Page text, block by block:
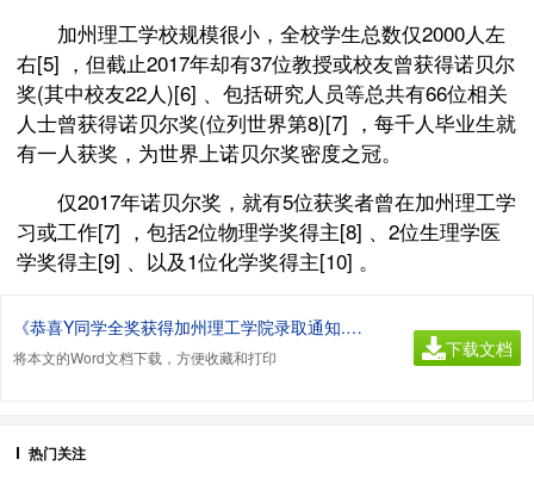
加州理工学校规模很小，全校学生总数仅2000人左
右[5] ，但截止2017年却有37位教授或校友曾获得诺贝尔
奖(其中校友22人)[6] 、包括研究人员等总共有66位相关
人士曾获得诺贝尔奖(位列世界第8)[7] ，每千人毕业生就
有一人获奖，为世界上诺贝尔奖密度之冠。
仅2017年诺贝尔奖，就有5位获奖者曾在加州理工学
习或工作[7] ，包括2位物理学奖得主[8] 、2位生理学医
学奖得主[9] 、以及1位化学奖得主[10] 。
《恭喜Y同学全奖获得加州理工学院录取通知.doc》
将本文的Word文档下载，方便收藏和打印 下载文档
热门关注